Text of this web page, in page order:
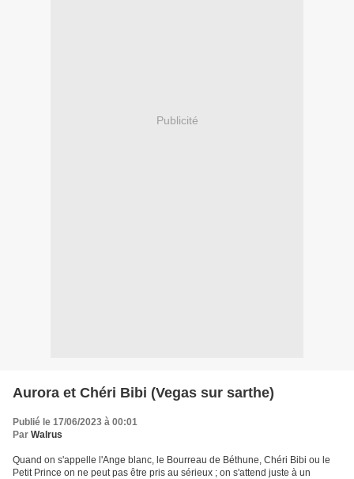
Publicité
Aurora et Chéri Bibi (Vegas sur sarthe)
Publié le 17/06/2023 à 00:01
Par Walrus
Quand on s'appelle l'Ange blanc, le Bourreau de Béthune, Chéri Bibi ou le
Petit Prince on ne peut pas être pris au sérieux ; on s'attend juste à un